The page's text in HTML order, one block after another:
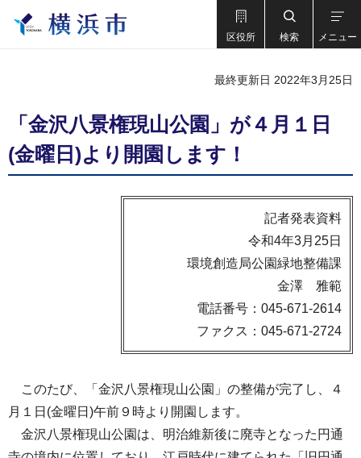
区役所 検索 メニュー
最終更新日 2022年3月25日
「金沢八景権現山公園」が４月１日
(金曜日)より開園します！
記者発表資料
令和4年3月25日
環境創造局公園緑地整備課
金澤 雅範
電話番号：045-671-2614
ファクス：045-671-2724
このたび、「金沢八景権現山公園」の整備が完了し、４
月１日(金曜日)午前９時より開園します。
金沢八景権現山公園は、明治維新後に廃寺となった円通